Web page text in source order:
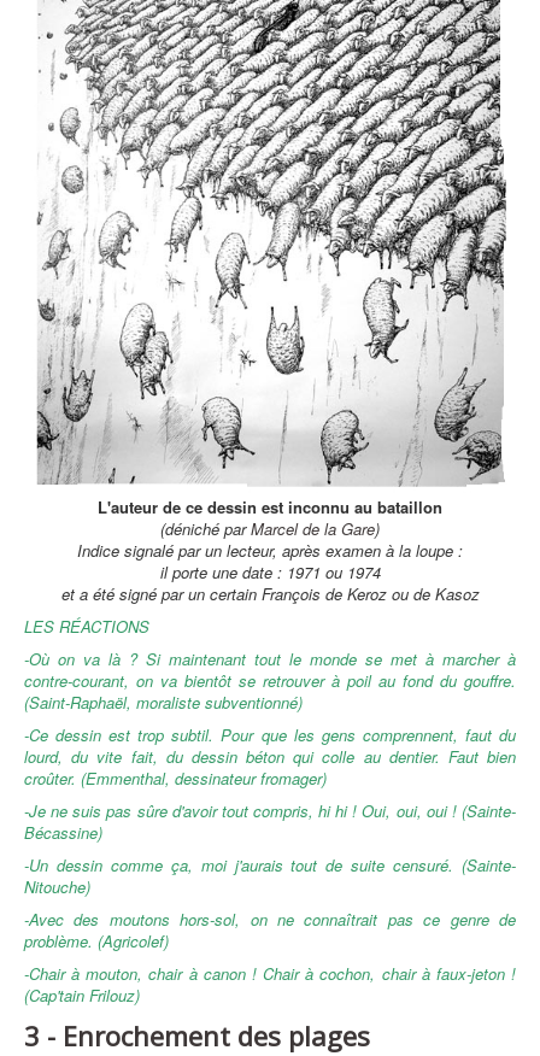
L'auteur de ce dessin est inconnu au bataillon
(déniché parMarcel de la Gare)
Indice signalé par un lecteur, après examen à la loupe :
il porte une date : 1971 ou 1974
et a été signé par un certain François de Keroz ou de Kasoz
LES RÉACTIONS
-Où on va là ? Si maintenant tout le monde se met à marcher à
contre-courant, on va bientôt se retrouver à poil au fond du gouffre.
(Saint-Raphaël, moraliste subventionné)
-Ce dessin est trop subtil. Pour que les gens comprennent, faut du
lourd, du vite fait, du dessin béton qui colle au dentier. Faut bien
croûter. (Emmenthal, dessinateur fromager)
-Je ne suis pas sûre d'avoir tout compris, hi hi ! Oui, oui, oui ! (Sainte-
Bécassine)
-Un dessin comme ça, moi j'aurais tout de suite censuré. (Sainte-
Nitouche)
-Avec des moutons hors-sol, on ne connaîtrait pas ce genre de
problème. (Agricolef)
-Chair à mouton, chair à canon ! Chair à cochon, chair à faux-jeton !
(Cap'tain Frilouz)
3 - Enrochement des plages